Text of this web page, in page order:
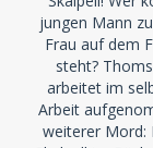
jungen Mann
Frau auf dem
steht?
arbeitet im
Arbeit
weiterer Mord: